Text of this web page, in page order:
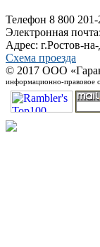
Телефон 8 800 201-
Электронная почта:
Адрес: г.Ростов-
Схема проезда
© 2017 ООО
информационно-правовое